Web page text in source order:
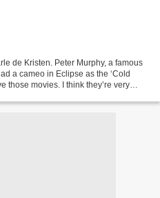
de Kristen. Peter Murphy, a famous
a cameo in Eclipse as the ‘Cold
those movies. I think they’re very